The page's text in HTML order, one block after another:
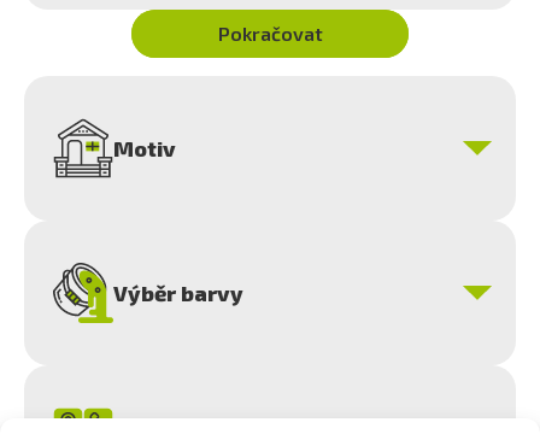
Pokračovat
Motiv
Výběr barvy